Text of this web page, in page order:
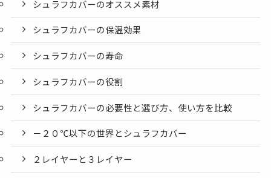
シュラフカバーのオススメ素材
シュラフカバーの保温効果
シュラフカバーの寿命
シュラフカバーの役割
シュラフカバーの必要性と選び方、使い方を比較
－２０℃以下の世界とシュラフカバー
２レイヤーと３レイヤー